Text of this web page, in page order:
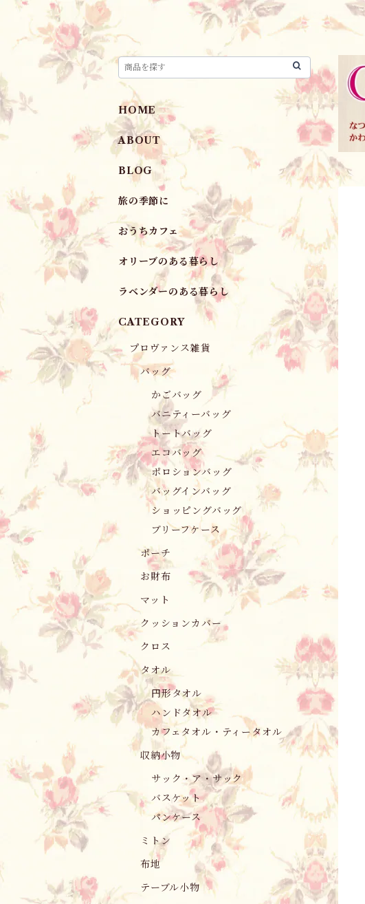
HOME
ABOUT
BLOG
旅の季節に
おうちカフェ
オリーブのある暮らし
ラベンダーのある暮らし
CATEGORY
プロヴァンス雑貨
バッグ
かごバッグ
バニティーバッグ
トートバッグ
エコバッグ
ポロションバッグ
バッグインバッグ
ショッピングバッグ
ブリーフケース
ポーチ
お財布
マット
クッションカバー
クロス
タオル
円形タオル
ハンドタオル
カフェタオル・ティータオル
収納小物
サック・ア・サック
バスケット
パンケース
ミトン
布地
テーブル小物